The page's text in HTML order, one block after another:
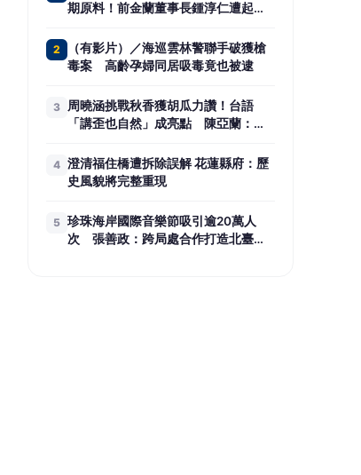
期原料！前金蘭董事長鍾淳仁遭起
元犯罪所得
2
（有影片）／海巡雲林警聯手破獲槍
毒案 高齡孕婦同居吸毒竟也被逮
3 周曉涵挑戰秋香獲胡瓜力讚！台語
「講歪也自然」成亮點 陳亞蘭：她
4 澄清福住橋遭拆除誤解 花蓮縣府：歷
史風貌將完整重現
5 珍珠海岸國際音樂節吸引逾20萬人
次 張善政：跨局處合作打造北臺灣